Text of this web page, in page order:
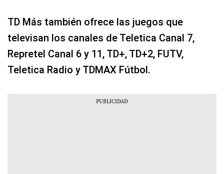
TD Más también ofrece las juegos que
televisan los canales de Teletica Canal 7,
Repretel Canal 6 y 11, TD+, TD+2, FUTV,
Teletica Radio y TDMAX Fútbol.